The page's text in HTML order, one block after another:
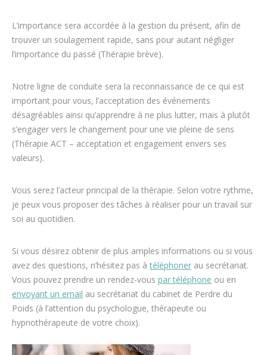
L’importance sera accordée à la gestion du présent, afin de
trouver un soulagement rapide, sans pour autant négliger
l’importance du passé (Thérapie brève).
Notre ligne de conduite sera la reconnaissance de ce qui est
important pour vous, l’acceptation des événements
désagréables ainsi qu’apprendre à ne plus lutter, mais à plutôt
s’engager vers le changement pour une vie pleine de sens
(Thérapie ACT – acceptation et engagement envers ses
valeurs).
Vous serez l’acteur principal de la thérapie. Selon votre rythme,
je peux vous proposer des tâches à réaliser pour un travail sur
soi au quotidien.
Si vous désirez obtenir de plus amples informations ou si vous
avez des questions, n’hésitez pas àtéléphoner au secrétariat.
Vous pouvez prendre un rendez-vous par téléphone ou en
envoyant un email au secrétariat du cabinet de Perdre du
Poids (à l’attention du psychologue, thérapeute ou
hypnothérapeute de votre choix).